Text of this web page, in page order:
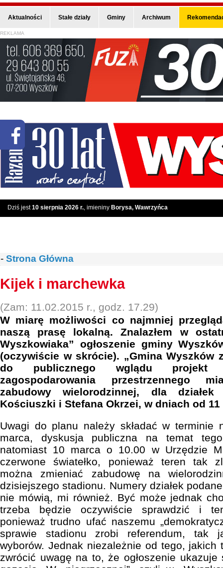
Aktualności Stałe działy Gminy Archiwum
REKLAMA
Dziś jest10 sierpnia 2026 r., imieniny Borysa, Wawrzyńca
- Strona Główna
Kijek i marchewka
(Zam: 11.02.2015 r., godz. 17.29)
W miarę możliwości co najmniej
naszą prasę lokalną. Znalazłem w
Wyszkowiaka” ogłoszenie gminy
(oczywiście w skrócie). „Gmina Wyszków
do publicznego wglądu projekt
zagospodarowania przestrzennego
zabudowy wielorodzinnej, dla
Kościuszki i Stefana Okrzei, w dniach od
Uwagi do planu należy składać w terminie
marca, dyskusja publiczna na temat
natomiast 10 marca o 10.00 w Urzędzie
czerwone światełko, ponieważ teren tak
można zmieniać zabudowę na
dzisiejszego stadionu. Numery działek
nie mówią, mi również. Być może jednak
trzeba będzie oczywiście sprawdzić i
ponieważ trudno ufać naszemu
sprawie stadionu zrobi referendum, tak
wyborów. Jednak niezależnie od tego, jakich
zwrócić uwagę na to, że ogłoszenie ukazuje